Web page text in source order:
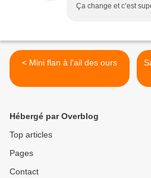
Ça change et c’est
< Mini flan à l'ail des ours
Hébergé par Overblog
Top articles
Pages
Contact